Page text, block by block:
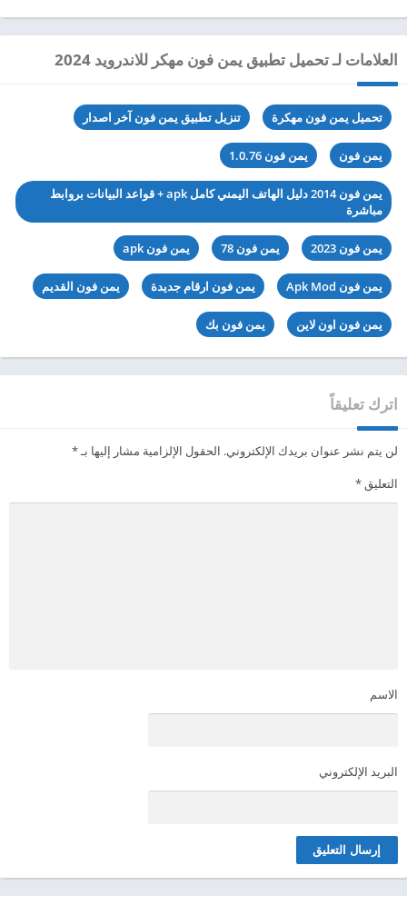
العلامات لـ تحميل تطبيق يمن فون مهكر للاندرويد 2024
تحميل يمن فون مهكرة تنزيل تطبيق يمن فون آخر اصدار
يمن فون يمن فون 1.0.76
يمن فون 2014 دليل الهاتف اليمني كامل apk + قواعد البيانات بروابط
مباشرة
يمن فون 2023 يمن فون 78 يمن فون apk
يمن فون Apk Mod يمن فون ارقام جديدة يمن فون القديم
يمن فون اون لاين يمن فون بك
اترك تعليقاً
لن يتم نشر عنوان بريدك الإلكتروني. الحقول الإلزامية مشار إليها بـ*
التعليق*
الاسم
البريد الإلكتروني